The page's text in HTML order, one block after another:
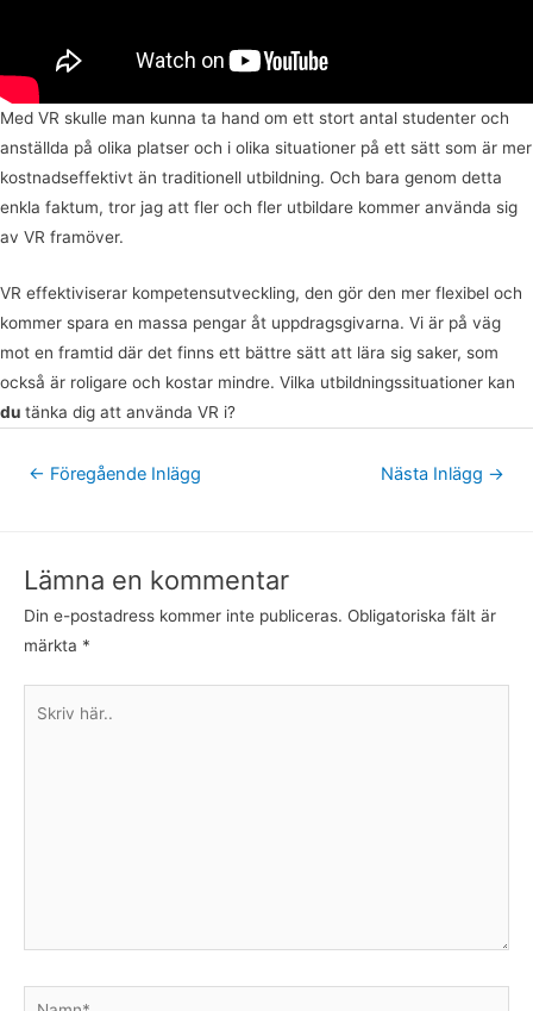
Med VR skulle man kunna ta hand om ett stort antal studenter och
anställda på olika platser och i olika situationer på ett sätt som är mer
kostnadseffektivt än traditionell utbildning. Och bara genom detta
enkla faktum, tror jag att fler och fler utbildare kommer använda sig
av VR framöver.
VR effektiviserar kompetensutveckling, den gör den mer flexibel och
kommer spara en massa pengar åt uppdragsgivarna. Vi är på väg
mot en framtid där det finns ett bättre sätt att lära sig saker, som
också är roligare och kostar mindre. Vilka utbildningssituationer kan
du tänka dig att använda VR i?
← Föregående Inlägg Nästa Inlägg →
Lämna en kommentar
Din e-postadress kommer inte publiceras. Obligatoriska fält är
märkta *
Namn*